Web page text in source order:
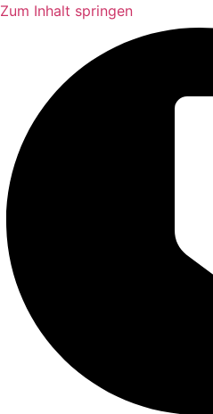
Zum Inhalt springen